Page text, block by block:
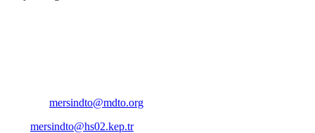
mersindto@mdto.org
mersindto@hs02.kep.tr